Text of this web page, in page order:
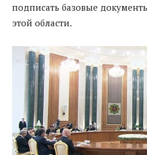
подписать базовые
этой области.